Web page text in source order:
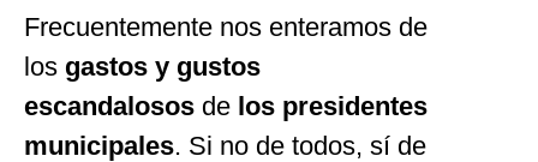
Frecuentemente nos enteramos de
los gastos y gustos
escandalosos de los presidentes
municipales. Si no de todos, sí de